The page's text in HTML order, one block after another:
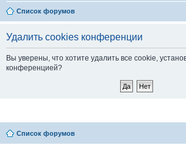
Список форумов
Удалить cookies конференции
Вы уверены, что хотите удалить все cookie,
конференцией?
Список форумов